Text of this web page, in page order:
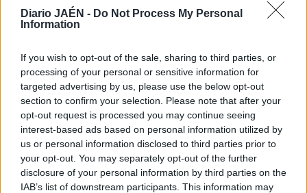
Diario JAÉN - Do Not Process My Personal
Information
If you wish to opt-out of the sale, sharing to third parties, or
processing of your personal or sensitive information for
targeted advertising by us, please use the below opt-out
section to confirm your selection. Please note that after your
opt-out request is processed you may continue seeing
interest-based ads based on personal information utilized by
us or personal information disclosed to third parties prior to
your opt-out. You may separately opt-out of the further
disclosure of your personal information by third parties on the
IAB’s list of downstream participants. This information may
Lepe, Málaga capital, Fuengirola, Ubrique, Algodonales,
Villamartín, Puerto Serrano y Prado del Rey. Además, el
Coripe, Camas, Alcalá del Río, Dos Hermanas, Burguillos,
Lora del Río, Mairena del Aljarafe, El Bosque, Jerez de la
Frontera, Olvera, Lucena, Córdoba capital, Marbella,
Estepona o Jaén.